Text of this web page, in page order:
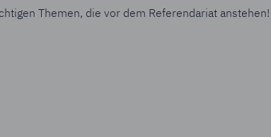
Themen, die vor dem Referendariat anstehen!